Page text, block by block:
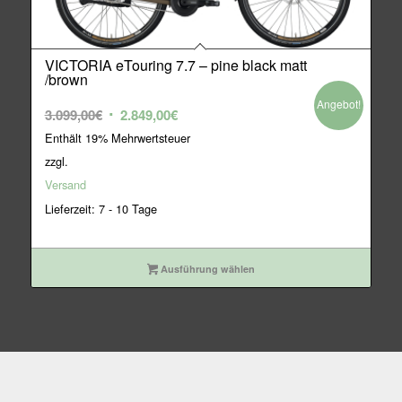
VICTORIA eTouring 7.7 – pine black matt
/brown
3.099,00€ Ursprünglicher
Preis
2.849,00€Aktueller
Preis
Enthält 19% Mehrwertsteuer
zzgl.
Versand
Lieferzeit: 7 - 10 Tage
Angebot!
Ausführung wählen